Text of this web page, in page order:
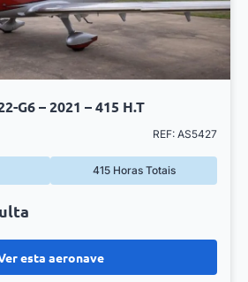
G6 – 2021 – 415 H.T
REF: AS5427
415 Horas Totais
esta aeronave